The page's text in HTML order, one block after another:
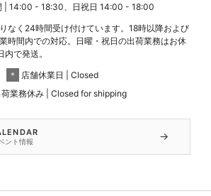
| 14:00 - 18:30、日祝日 14:00 - 18:00
なく24時間受け付けています。18時以降および
時間内での対応。日曜・祝日の出荷業務はお休
で発送。
＊
店舗休業日 | Closed
業務休み | Closed for shipping
ント情報 →